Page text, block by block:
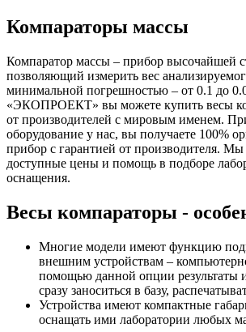
Компараторы массы
Компаратор массы – прибор высочайшей
позволяющий измерить вес
минимальной погрешностью – от 0.1 до
«ЭКОПРОЕКТ» вы можете купить весы
от производителей с мировым именем.
оборудование у нас, вы получаете 100%
прибор с гарантией от производителя.
доступные цены и помощь в подборе
оснащения.
Весы компараторы -
Многие модели имеют функцию
внешним устройствам –
помощью данной опции результаты
сразу заноситься в базу,
Устройства имеют компактные
оснащать ими лаборатории любых